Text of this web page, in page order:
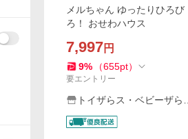
メルちゃん ゆったりひろび
ろ！ おせわハウス
7,997円
9% （655pt）
要エントリー
トイザらス・ベビーザらス
ヤフー店